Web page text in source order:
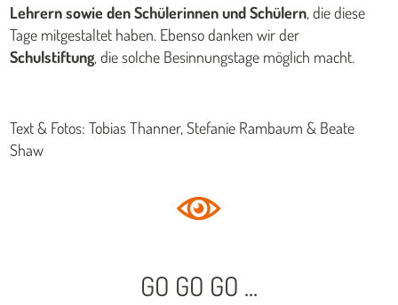
Lehrern sowie den Schülerinnen und Schülern, die diese
Tage mitgestaltet haben. Ebenso danken wir der
Schulstiftung, die solche Besinnungstage möglich macht.
Text & Fotos: Tobias Thanner, Stefanie Rambaum & Beate
Shaw
GO GO GO ...